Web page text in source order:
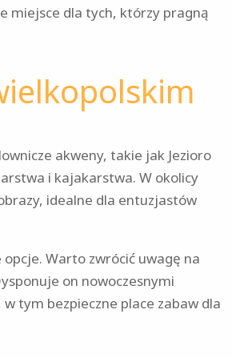
miejsce dla tych, którzy pragną
akweny, takie jak Jezioro
i kajakarstwa. W okolicy
idealne dla entuzjastów
Warto zwrócić uwagę na
on nowoczesnymi
tym bezpieczne place zabaw dla